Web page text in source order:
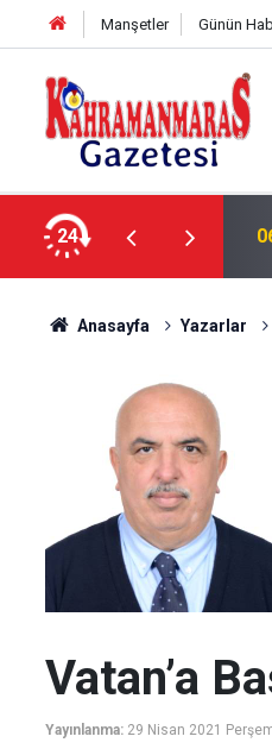
Manşetler Günün
24
Anasayfa Yazarlar
Vatan’a
Yayınlanma: 29 Nisan 2021